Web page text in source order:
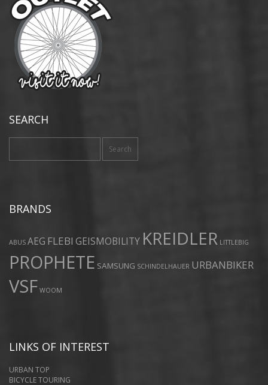
SEARCH
BRANDS
ABUS AEG FLEBI GEISMOBILITY KREIDLER LITTLEBIG
PROPHETE SAMSUNG SCHINDELHAUER URBANBIKER
VSF WOOM
LINKS OF INTEREST
URBAN TOP
BICYCLE TOURING